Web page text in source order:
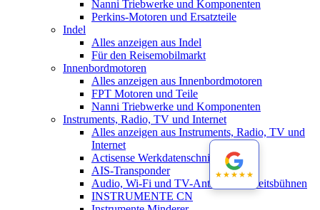
Nanni Triebwerke und Komponenten
Perkins-Motoren und Ersatzteile
Indel
Alles anzeigen aus Indel
Für den Reisemobilmarkt
Innenbordmotoren
Alles anzeigen aus Innenbordmotoren
FPT Motoren und Teile
Nanni Triebwerke und Komponenten
Instruments, Radio, TV und Internet
Alles anzeigen aus Instruments, Radio, TV und
Internet
Actisense Werkdatenschnitt
AIS-Transponder
Audio, Wi-Fi und TV-Antennen-Arbeitsbühnen
INSTRUMENTE CN
★★★★★
★★★★★